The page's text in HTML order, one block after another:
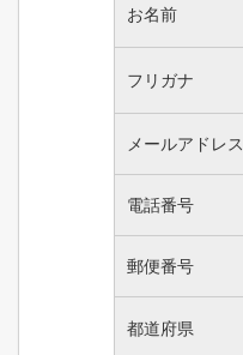
お名前
フリガナ
メールアドレス
電話番号
郵便番号
都道府県